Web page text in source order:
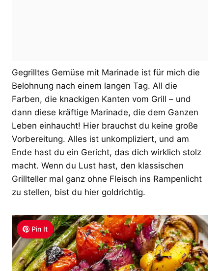
Gegrilltes Gemüse mit Marinade ist für mich die
Belohnung nach einem langen Tag. All die
Farben, die knackigen Kanten vom Grill – und
dann diese kräftige Marinade, die dem Ganzen
Leben einhaucht! Hier brauchst du keine große
Vorbereitung. Alles ist unkompliziert, und am
Ende hast du ein Gericht, das dich wirklich stolz
macht. Wenn du Lust hast, den klassischen
Grillteller mal ganz ohne Fleisch ins Rampenlicht
zu stellen, bist du hier goldrichtig.
Pin It